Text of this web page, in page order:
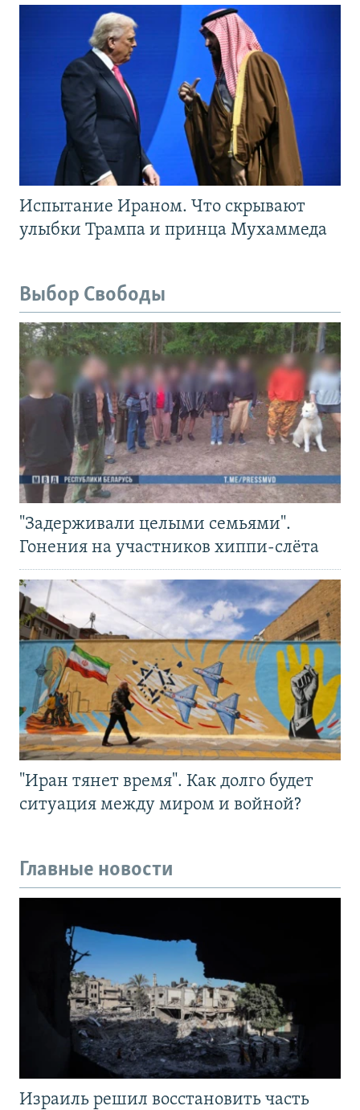
Испытание Ираном. Что скрывают
улыбки Трампа и принца Мухаммеда
Выбор Свободы
"Задерживали целыми семьями".
Гонения на участников хиппи-слёта
"Иран тянет время". Как долго будет
ситуация между миром и войной?
Главные новости
Израиль решил восстановить часть